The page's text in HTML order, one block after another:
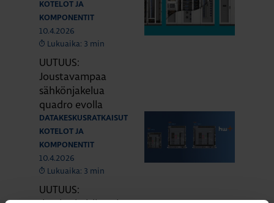
KOTELOT JA
KOMPONENTIT
10.4.2026
Lukuaika: 3 min
UUTUUS:
Joustavampaa
sähkönjakelua
quadro evolla
DATAKESKUSRATKAISUT
KOTELOT JA
KOMPONENTIT
10.4.2026
Lukuaika: 3 min
UUTUUS: